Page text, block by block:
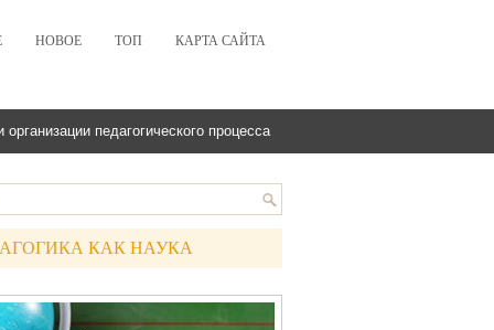
НОВОЕ ТОП КАРТА САЙТА
педагогического процесса
КАК НАУКА